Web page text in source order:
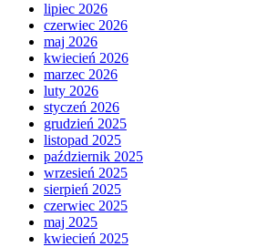
lipiec 2026
czerwiec 2026
maj 2026
kwiecień 2026
marzec 2026
luty 2026
styczeń 2026
grudzień 2025
listopad 2025
październik 2025
wrzesień 2025
sierpień 2025
czerwiec 2025
maj 2025
kwiecień 2025